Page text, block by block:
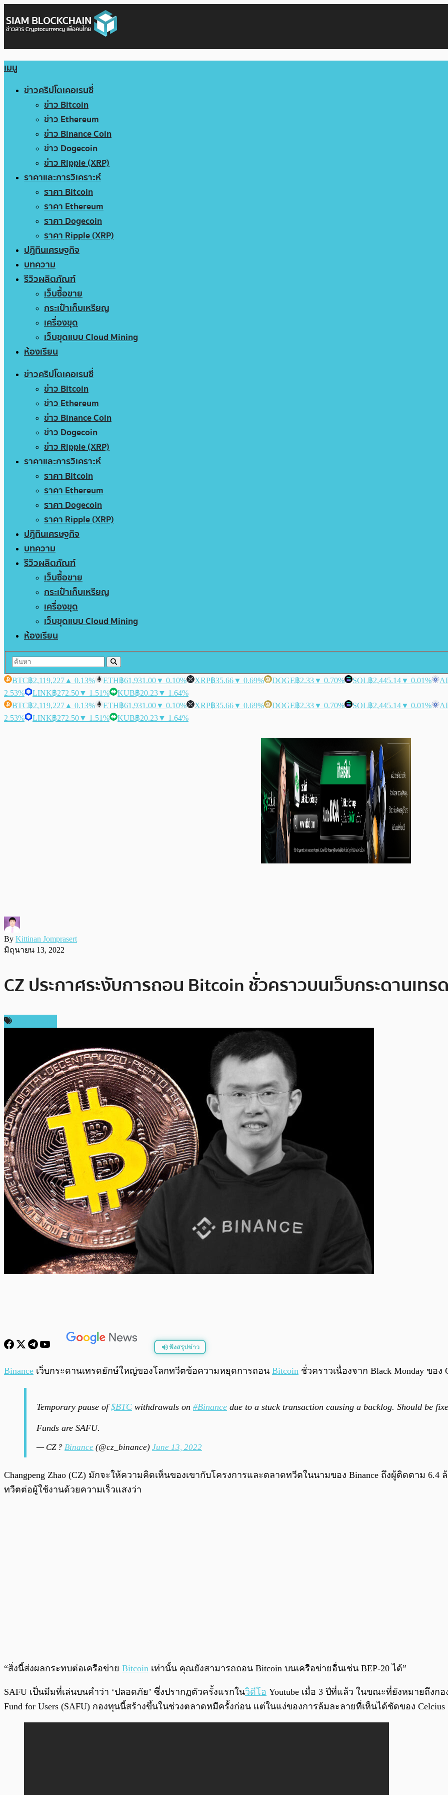
เมนู
ข่าวคริปโตเคอเรนซี่
ข่าว Bitcoin
ข่าว Ethereum
ข่าว Binance Coin
ข่าว Dogecoin
ข่าว Ripple (XRP)
ราคาและการวิเคราะห์
ราคา Bitcoin
ราคา Ethereum
ราคา Dogecoin
ราคา Ripple (XRP)
ปฏิทินเศรษฐกิจ
บทความ
รีวิวผลิตภัณฑ์
เว็บซื้อขาย
กระเป๋าเก็บเหรียญ
เครื่องขุด
เว็บขุดแบบ Cloud Mining
ห้องเรียน
ข่าวคริปโตเคอเรนซี่
ข่าว Bitcoin
ข่าว Ethereum
ข่าว Binance Coin
ข่าว Dogecoin
ข่าว Ripple (XRP)
ราคาและการวิเคราะห์
ราคา Bitcoin
ราคา Ethereum
ราคา Dogecoin
ราคา Ripple (XRP)
ปฏิทินเศรษฐกิจ
บทความ
รีวิวผลิตภัณฑ์
เว็บซื้อขาย
กระเป๋าเก็บเหรียญ
เครื่องขุด
เว็บขุดแบบ Cloud Mining
ห้องเรียน
BTC฿2,119,227 ▲ 0.13% ETH฿61,931.00▼ 0.10% XRP฿35.66▼ 0.69% DOGE฿2.33▼ 0.70% SOL฿2,445.14▼ 0.01%
2.53%
LINK฿272.50▼ 1.51% KUB฿20.23▼ 1.64%
BTC฿2,119,227 ▲ 0.13% ETH฿61,931.00▼ 0.10% XRP฿35.66▼ 0.69% DOGE฿2.33▼ 0.70% SOL฿2,445.14▼ 0.01%
2.53%
LINK฿272.50▼ 1.51% KUB฿20.23▼ 1.64%
By Kittinan Jomprasert
มิถุนายน 13, 2022
CZ ประกาศระงับการถอน Bitcoin ชั่วคราวบนเว็บกระดานเทร
ฟังสรุปข่าว
พร้อมเล่น
Binance เว็บกระดานเทรดยักษ์ใหญ่ของโลกทวีตข้อความหยุดการถอน Bitcoin ชั่วคราวเนื่องจาก Black Monday ขอ
Temporary pause of$BTC withdrawals on #Binance due to a stuck transaction causing a backlog. Should be
Funds are SAFU.
— CZ ? Binance (@cz_binance) June 13, 2022
Changpeng Zhao (CZ) มักจะให้ความคิดเห็นของเขากับโครงการและตลาดทวีตในนามของ Binance ถึงผู้ติดตาม
ทวีตต่อผู้ใช้งานด้วยความเร็วแสงว่า
“สิ่งนี้ส่งผลกระทบต่อเครือข่าย Bitcoin เท่านั้น คุณยังสามารถถอน Bitcoin บนเครือข่ายอื่นเช่น BEP-20 ได้”
SAFU เป็นมีมที่เล่นบนคำว่า ‘ปลอดภัย’ ซึ่งปรากฏตัวครั้งแรกในวิดีโอ Youtube เมื่อ 3 ปีที่แล้ว ในขณะที่ยังหมายถึงกอ
Fund for Users (SAFU) กองทุนนี้สร้างขึ้นในช่วงตลาดหมีครั้งก่อน แต่ในแง่ของการล้มละลายที่เห็นได้ชัดของ